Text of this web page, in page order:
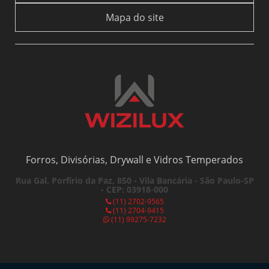
BOX PARA BANHEIRO DE CORRER: COMO ESCOLHER O IDEAL PARA SEU
BOX PARA BANHEIRO DE PVC: A SOLUÇÃO IDEAL PARA MODERNIZAR SEU
ESPAÇO
BOX PARA BANHEIRO PREÇO ACESSÍVEL
BOX PARA BANHEIRO PREÇO: DESCUBRA COMO ESCOLHER O MELHOR
BOX PARA BANHEIRO SANFONADO: A SOLUÇÃO PERFEITA PARA ESPAÇOS
BOX PARA BANHEIRO SANFONADO: PRATICIDADE E ELEGÂNCIA NO SEU
COMO COMPRAR PERSIANA ROLO COM QUALIDADE
Mapa do site
Forros, Divisórias, Drywall e Vidros Temperados
Rua Gal. Porfírio da Paz, 850 - Vila Bancária - São Paulo-SP
- CEP: 03918-000
(11) 2702-9565
(11) 2704-9415
(11) 99275-7232